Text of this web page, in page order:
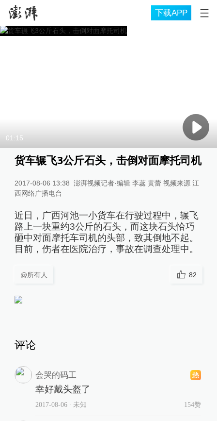
下载APP
01:15
货车辗飞3公斤石头，击倒对面摩托司机
2017-08-06 13:38 澎湃视频记者·编辑 李蕊 黄蕾 视频来源 江
西网络广播电台
近日，广西河池一小货车在行驶过程中，辗飞
路上一块重约3公斤的石头，而这块石头恰巧
砸中对面摩托车司机的头部，致其倒地不起。
目前，伤者在医院治疗，事故在调查处理中。
@所有人 82
评论
会哭的码工
幸好戴头盔了
2017-08-06∙ 未知 154赞